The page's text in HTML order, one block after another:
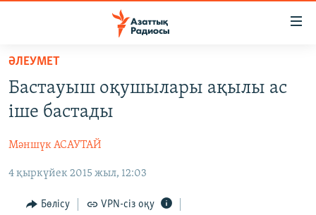
Skip
main
content
to
Navigation
САЯСАТ
ҚАҢТАР ОҚИҒАСЫ
АДАМ ҚҰҚЫҚТАРЫ
ӘЛЕУМЕТ
ӘЛЕУМЕТ
Бастауыш оқушылары ақылы ас
іше бастады
Мәншүк АСАУТАЙ
4 қыркүйек 2015 жыл, 12:03
Бөлісу VPN-сіз оқу